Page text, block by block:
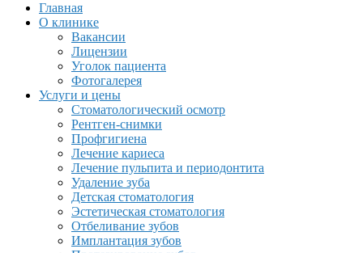
Главная
О клинике
Вакансии
Лицензии
Уголок пациента
Фотогалерея
Услуги и цены
Стоматологический осмотр
Рентген-снимки
Профгигиена
Лечение кариеса
Лечение пульпита и периодонтита
Удаление зуба
Детская стоматология
Эстетическая стоматология
Отбеливание зубов
Имплантация зубов